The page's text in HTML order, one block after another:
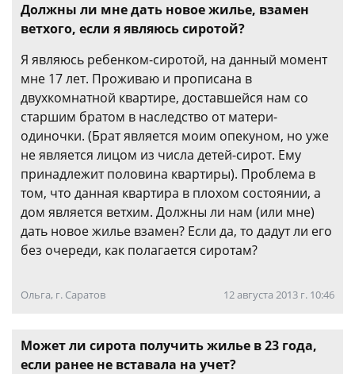
Должны ли мне дать новое жилье, взамен
ветхого, если я являюсь сиротой?
Я являюсь ребенком-сиротой, на данный момент
мне 17 лет. Проживаю и прописана в
двухкомнатной квартире, доставшейся нам со
старшим братом в наследство от матери-
одиночки. (Брат является моим опекуном, но уже
не является лицом из числа детей-сирот. Ему
принадлежит половина квартиры). Проблема в
том, что данная квартира в плохом состоянии, а
дом является ветхим. Должны ли нам (или мне)
дать новое жилье взамен? Если да, то дадут ли его
без очереди, как полагается сиротам?
Ольга, г. Саратов 12 августа 2013 г. 10:46
Может ли сирота получить жилье в 23 года,
если ранее не вставала на учет?